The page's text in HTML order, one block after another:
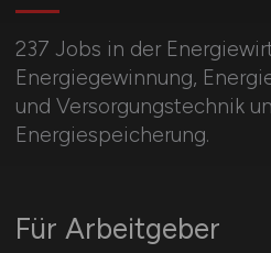
237 Jobs in der
Energiegewinnung,
und Versorgungstechnik
Energiespeicherung.
Für Arbeitgeber